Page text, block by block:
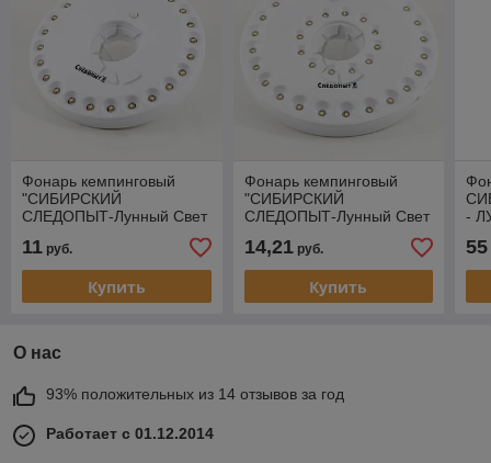
Фонарь кемпинговый
"СИБИРСКИЙ
СЛЕДОПЫТ-Лунный Свет
11 руб.
Купить
Фонарь кемпинговый
"СИБИРСКИЙ
СЛЕДОПЫТ-Лунный Свет
14,21руб.
Купить
-
55
О нас
93% положительных из 14 отзывов за год
Работает с 01.12.2014